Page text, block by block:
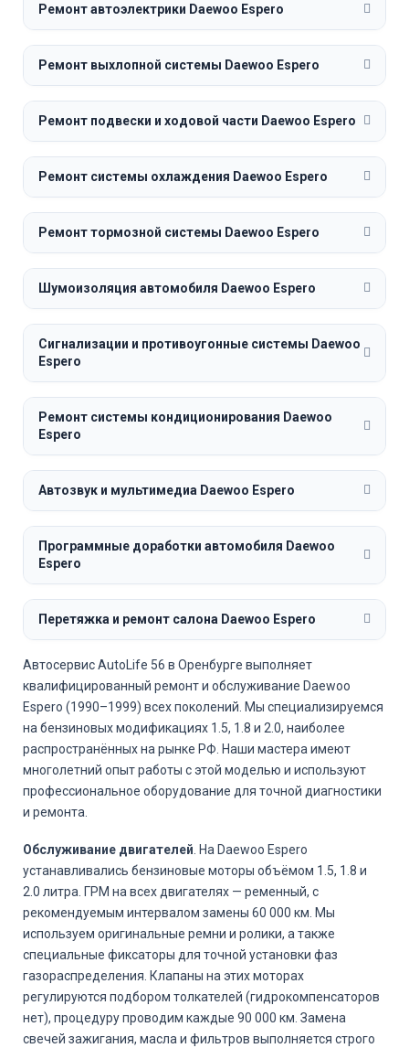
Ремонт автоэлектрики Daewoo Espero
Ремонт выхлопной системы Daewoo Espero
Ремонт подвески и ходовой части Daewoo Espero
Ремонт системы охлаждения Daewoo Espero
Ремонт тормозной системы Daewoo Espero
Шумоизоляция автомобиля Daewoo Espero
Сигнализации и противоугонные системы Daewoo
Espero
Ремонт системы кондиционирования Daewoo
Espero
Автозвук и мультимедиа Daewoo Espero
Программные доработки автомобиля Daewoo
Espero
Перетяжка и ремонт салона Daewoo Espero
Автосервис AutoLife 56 в Оренбурге выполняет
квалифицированный ремонт и обслуживание Daewoo
Espero (1990–1999) всех поколений. Мы специализируемся
на бензиновых модификациях 1.5, 1.8 и 2.0, наиболее
распространённых на рынке РФ. Наши мастера имеют
многолетний опыт работы с этой моделью и используют
профессиональное оборудование для точной диагностики
и ремонта.
Обслуживание двигателей . На Daewoo Espero
устанавливались бензиновые моторы объёмом 1.5, 1.8 и
2.0 литра. ГРМ на всех двигателях — ременный, с
рекомендуемым интервалом замены 60 000 км. Мы
используем оригинальные ремни и ролики, а также
специальные фиксаторы для точной установки фаз
газораспределения. Клапаны на этих моторах
регулируются подбором толкателей (гидрокомпенсаторов
нет), процедуру проводим каждые 90 000 км. Замена
свечей зажигания, масла и фильтров выполняется строго